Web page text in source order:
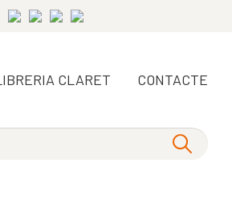
CLARET CONTACTE